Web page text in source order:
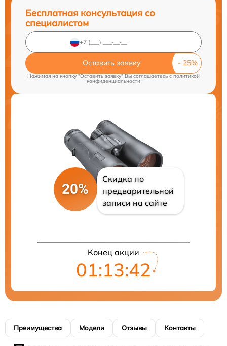
Бесплатная консультация со
специалистом
Оставить заявку
Нажимая на кнопку "Оставить заявку" Вы соглашаетесь cполитикой
конфиденциальности
20%
Скидка по
предварительной
записи на сайте
Конец акции
01:13:42
Преимущества Модели Отзывы Контакты